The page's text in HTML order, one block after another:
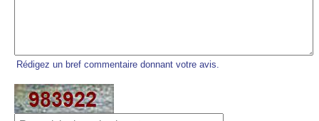
Rédigez un bref commentaire donnant votre avis.